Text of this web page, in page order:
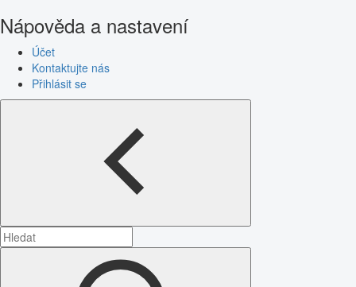
Nápověda a nastavení
Účet
Kontaktujte nás
Přihlásit se